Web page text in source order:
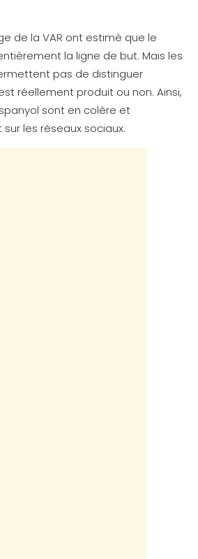
de la VAR ont estimé que le
la ligne de but. Mais les
pas de distinguer
réellement produit ou non. Ainsi,
sont en colère et
les réseaux sociaux.